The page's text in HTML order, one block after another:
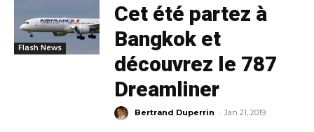
Flash News
Cet été partez à
Bangkok et
découvrez le 787
Dreamliner
Bertrand Duperrin - Jan 21, 2019